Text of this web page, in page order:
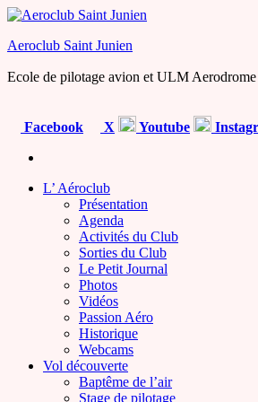
Skip
the
Aeroclub Saint Junien
Ecole de pilotage avion et ULM
Facebook X Youtube
L’ Aéroclub
Présentation
Agenda
Activités du Club
Sorties du Club
Le Petit Journal
Photos
Vidéos
Passion Aéro
Historique
Webcams
Vol découverte
Baptême de l’air
Stage de pilotage